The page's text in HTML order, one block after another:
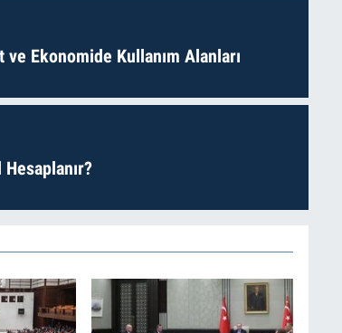
Ekonomide Kullanım Alanları